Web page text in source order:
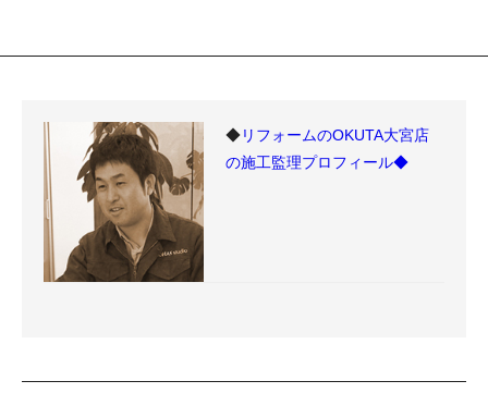
◆リフォームのOKUTA大宮店
の施工監理プロフィール◆